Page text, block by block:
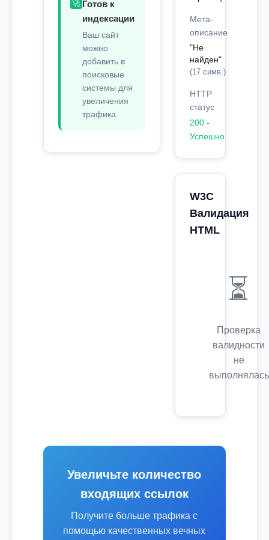
🚀 Готов к
индексации
Ваш сайт
можно
добавить в
поисковые
системы для
увеличения
трафика.
Мета-
описание
"Не
найден"
(17 симв.)
HTTP
статус
200 -
Успешно
W3C
Валидация
HTML
⏳
Проверка
валидности
не
выполнялась
Увеличьте количество
входящих ссылок
Получите больше трафика с
помощью качественных вечных